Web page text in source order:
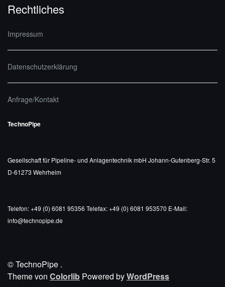
Rechtliches
Impressum
Datenschutzerklärung
Anfrage/Kontakt
TechnoPipe
Gesellschaft für Pipeline- und Anlagentechnik mbH Johann-Gutenberg-Str. 5
D-61273 Wehrheim
Telefon: +49 (0) 6081 95356 Telefax: +49 (0) 6081 953570 E-Mail:
info@technopipe.de
© TechnoPipe .
Theme von Colorlib Powered byWordPress